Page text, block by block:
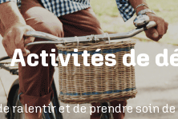
Activités de
ralentir et de prendre soin